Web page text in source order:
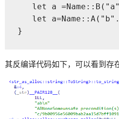
let a
let
}
其反编译代码如下，可以看到